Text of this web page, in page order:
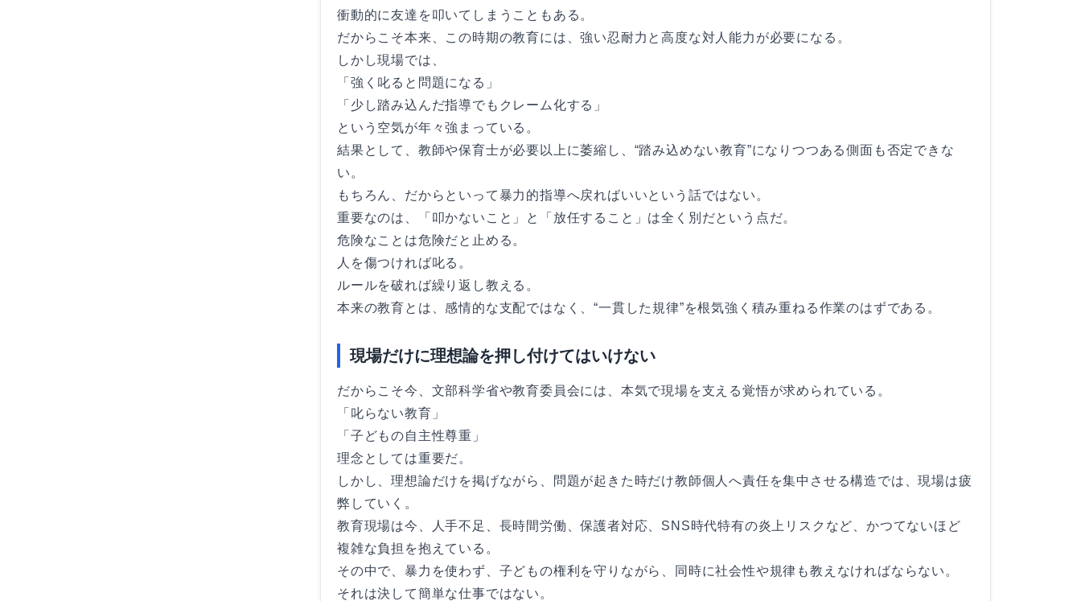
衝動的に友達を叩いてしまうこともある。
だからこそ本来、この時期の教育には、強い忍耐力と高度な対人能力が必要になる。
しかし現場では、
「強く叱ると問題になる」
「少し踏み込んだ指導でもクレーム化する」
という空気が年々強まっている。
結果として、教師や保育士が必要以上に萎縮し、“踏み込めない教育”になりつつある側面も否定できな
い。
もちろん、だからといって暴力的指導へ戻ればいいという話ではない。
重要なのは、「叩かないこと」と「放任すること」は全く別だという点だ。
危険なことは危険だと止める。
人を傷つければ叱る。
ルールを破れば繰り返し教える。
本来の教育とは、感情的な支配ではなく、“一貫した規律”を根気強く積み重ねる作業のはずである。
現場だけに理想論を押し付けてはいけない
だからこそ今、文部科学省や教育委員会には、本気で現場を支える覚悟が求められている。
「叱らない教育」
「子どもの自主性尊重」
理念としては重要だ。
しかし、理想論だけを掲げながら、問題が起きた時だけ教師個人へ責任を集中させる構造では、現場は疲
弊していく。
教育現場は今、人手不足、長時間労働、保護者対応、SNS時代特有の炎上リスクなど、かつてないほど
複雑な負担を抱えている。
その中で、暴力を使わず、子どもの権利を守りながら、同時に社会性や規律も教えなければならない。
それは決して簡単な仕事ではない。